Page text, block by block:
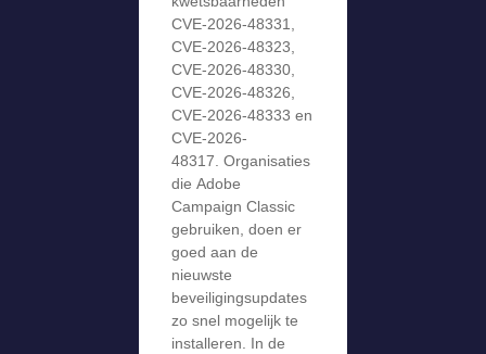
CVE-2026-48331,
CVE-2026-48323,
CVE-2026-48330,
CVE-2026-48326,
CVE-2026-48333 en
CVE-2026-
48317. Organisaties
die Adobe
Campaign Classic
gebruiken, doen er
goed aan de
nieuwste
beveiligingsupdates
zo snel mogelijk te
installeren. In de